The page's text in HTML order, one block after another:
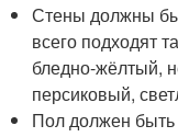
Стены должны
всего подходят
бледно-жёлтый,
персиковый,
Пол должен